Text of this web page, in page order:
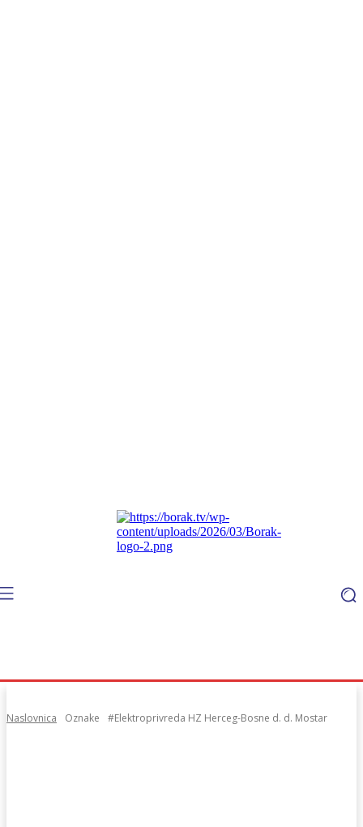
Naslovnica Oznake #Elektroprivreda HZ Herceg-Bosne d. d. Mostar